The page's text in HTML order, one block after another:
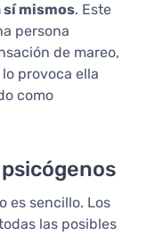
sí mismos. Este
persona
de mareo,
provoca ella
como
es sencillo. Los
las posibles